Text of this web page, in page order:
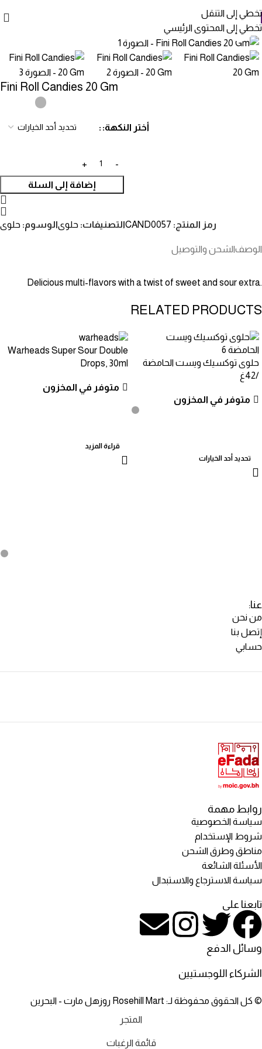
تخطي إلى التنقل
تخطي إلى المحتوى الرئيسي
انقر للتكبير
Fini Roll Candies 20 Gm
أختر النكهة:
إضافة إلى السلة
رمز المنتج: CAND0057التصنيفات: حلوىالوسوم: حلوى
الوصفالشحن والتوصيل
Delicious multi-flavors with a twist of sweet and sour extra.
RELATED PRODUCTS
حلوى توكسيك ويست الحامضة
/42غ
متوفر في المخزون
تحديد أحد الخيارات
Warheads Super Sour Double
Drops, 30ml
متوفر في المخزون
قراءة المزيد
عنا:
من نحن
إتصل بنا
حسابي
روابط مهمة
سياسة الخصوصية
شروط الإستخدام
مناطق وطرق الشحن
الأسئلة الشائعة
سياسة الاسترجاع والاستبدال
تابعنا على
وسائل الدفع
الشركاء اللوجستيين
© كل الحقوق محفوظة لـ: Rosehill Mart روزهل مارت - البحرين
المتجر
قائمة الرغبات